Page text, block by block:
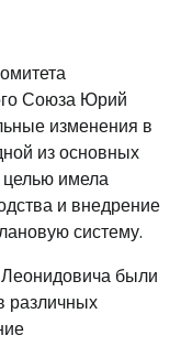
Союза Юрий
изменения в
из основных
имела
и внедрение
систему.
были